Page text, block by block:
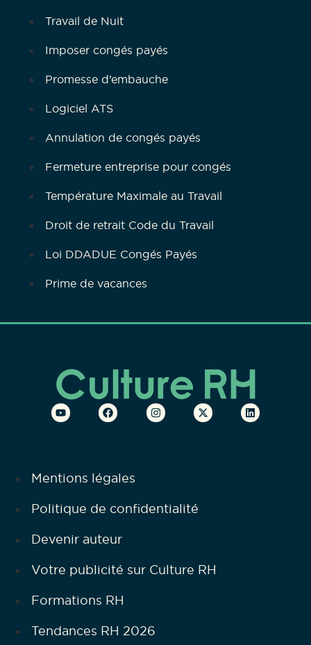
Travail de Nuit
Imposer congés payés
Promesse d’embauche
Logiciel ATS
Annulation de congés payés
Fermeture entreprise pour congés
Température Maximale au Travail
Droit de retrait Code du Travail
Loi DDADUE Congés Payés
Prime de vacances
Mentions légales
Politique de confidentialité
Devenir auteur
Votre publicité sur Culture RH
Formations RH
Tendances RH 2026